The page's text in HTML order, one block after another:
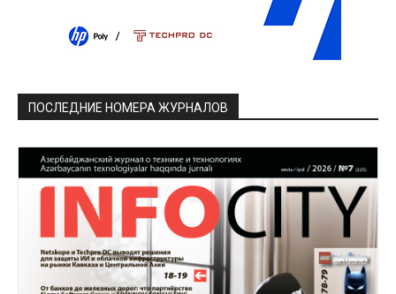
ПОСЛЕДНИЕ НОМЕРА ЖУРНАЛОВ